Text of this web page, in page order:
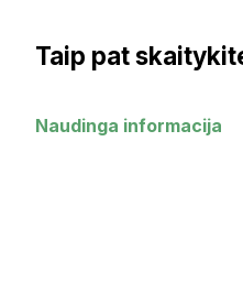
Taip pat
Naudinga informacija